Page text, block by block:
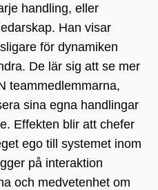
handling, eller
Han visar
för dynamiken
De lär sig att se mer
teammedlemmarna,
sina egna handlingar
Effekten blir att chefer
ego till systemet inom
på interaktion
och medvetenhet om